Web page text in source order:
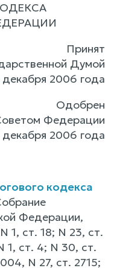
Принят
Думой
декабря 2006 года
Одобрен
Федерации
декабря 2006 года
кодекса
Федерации,
1, ст. 18; N 23, ст.
1, ст. 4; N 30, ст.
N 27, ст. 2715;